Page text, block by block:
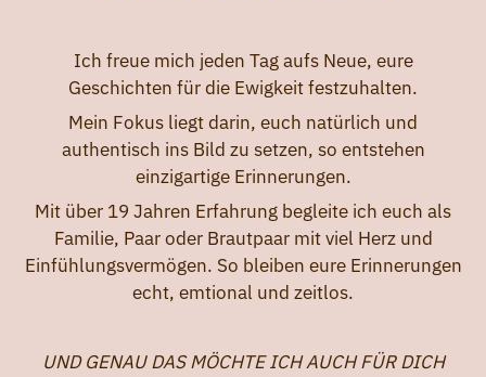
Ich freue mich jeden Tag aufs Neue, eure
Geschichten für die Ewigkeit festzuhalten.
Mein Fokus liegt darin, euch natürlich und
authentisch ins Bild zu setzen, so entstehen
einzigartige Erinnerungen.
Mit über 19 Jahren Erfahrung begleite ich euch als
Familie, Paar oder Brautpaar mit viel Herz und
Einfühlungsvermögen. So bleiben eure Erinnerungen
echt, emtional und zeitlos.
UND GENAU DAS MÖCHTE ICH AUCH FÜR DICH